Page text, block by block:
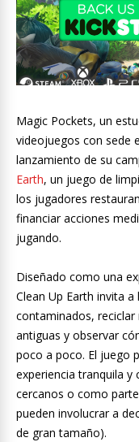
Magic Pockets, un
videojuegos con sede
lanzamiento de su
Earth, un juego de
los jugadores
financiar acciones
jugando.
Diseñado como una
Clean Up Earth invita
contaminados,
antiguas y observar
poco a poco. El juego
experiencia tranquila
cercanos o como
pueden involucrar a
de gran tamaño).